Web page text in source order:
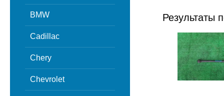
BMW
Cadillac
Chery
Chevrolet
Результаты